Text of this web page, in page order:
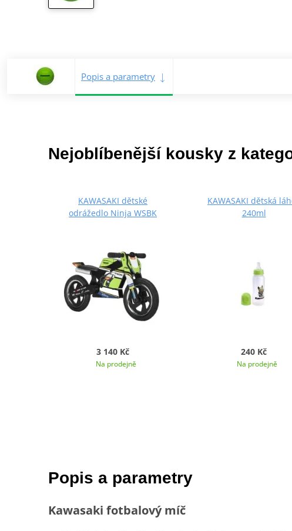
Popis a parametry
Nejoblíbenější kousky z
KAWASAKI dětské
odrážedlo Ninja WSBK
3 140 Kč
Na prodejně
KAWASAKI dětská
240ml
240 Kč
Na prodejně
Popis a parametry
Kawasaki fotbalový míč